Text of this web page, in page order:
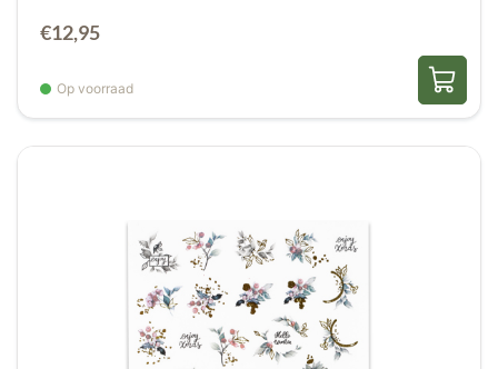
€12,95
Op voorraad